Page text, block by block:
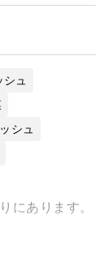
ュ
シュ
にあります。
。そのタイ